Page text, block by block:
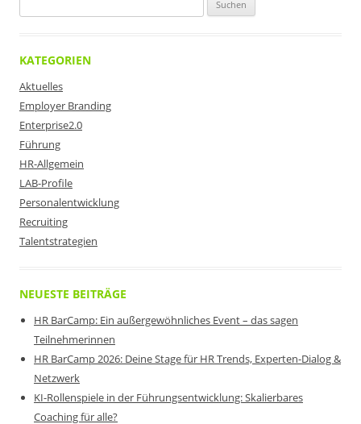
nach:
KATEGORIEN
Aktuelles
Employer Branding
Enterprise2.0
Führung
HR-Allgemein
LAB-Profile
Personalentwicklung
Recruiting
Talentstrategien
NEUESTE BEITRÄGE
HR BarCamp: Ein außergewöhnliches Event – das sagen
Teilnehmerinnen
HR BarCamp 2026: Deine Stage für HR Trends, Experten-Dialog &
Netzwerk
KI-Rollenspiele in der Führungsentwicklung: Skalierbares
Coaching für alle?